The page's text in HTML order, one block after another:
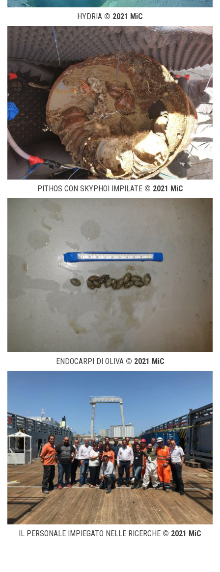
HYDRIA © 2021 MiC
PITHOS CON SKYPHOI IMPILATE © 2021 MiC
ENDOCARPI DI OLIVA © 2021 MiC
IL PERSONALE IMPIEGATO NELLE RICERCHE © 2021 MiC